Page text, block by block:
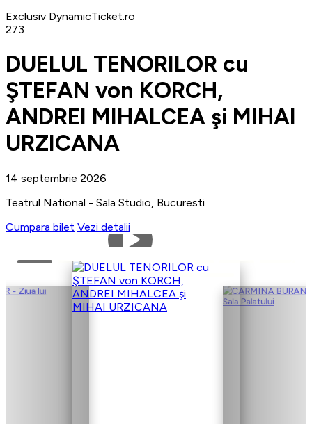
Exclusiv DynamicTicket.ro
273
DUELUL TENORILOR cu
ŞTEFAN von KORCH,
ANDREI MIHALCEA şi MIHAI
URZICANA
14 septembrie 2026
Teatrul National - Sala Studio, Bucuresti
Cumpara bilet Vezi detalii